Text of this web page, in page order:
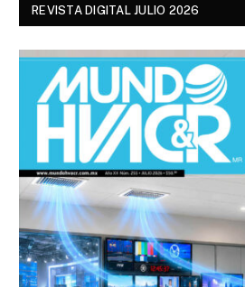
REVISTA DIGITAL JULIO 2026